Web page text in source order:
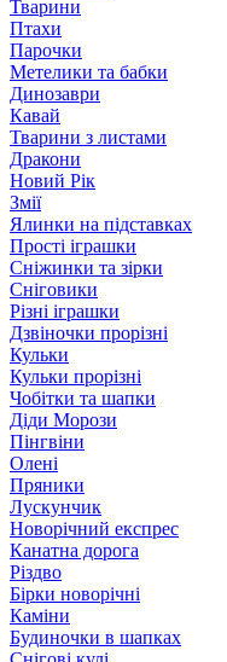
Тварини
Птахи
Парочки
Метелики та бабки
Динозаври
Кавай
Тварини з листами
Дракони
Новий Рік
Змії
Ялинки на підставках
Прості іграшки
Сніжинки та зірки
Сніговики
Різні іграшки
Дзвіночки прорізні
Кульки
Кульки прорізні
Чобітки та шапки
Діди Морози
Пінгвіни
Олені
Пряники
Лускунчик
Новорічний експрес
Канатна дорога
Різдво
Бірки новорічні
Каміни
Будиночки в шапках